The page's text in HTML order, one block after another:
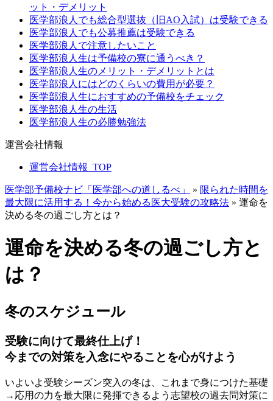
ット・デメリット
医学部浪人でも総合型選抜（旧AO入試）は受験できる
医学部浪人でも公募推薦は受験できる
医学部浪人で注意したいこと
医学部浪人生は予備校の寮に通うべき？
医学部浪人生のメリット・デメリットとは
医学部浪人にはどのくらいの費用が必要？
医学部浪人生におすすめの予備校をチェック
医学部浪人生の生活
医学部浪人生の必勝勉強法
運営会社情報
運営会社情報_TOP
医学部予備校ナビ「医学部への道しるべ」 » 限られた時間を
最大限に活用する！今から始める医大受験の攻略法 » 運命を
決める冬の過ごし方とは？
運命を決める冬の過ごし方と
は？
冬のスケジュール
受験に向けて最終仕上げ！
今までの対策を入念にやることを心がけよう
いよいよ受験シーズン突入の冬は、これまで身につけた基礎
→応用の力を最大限に発揮できるよう志望校の過去問対策に